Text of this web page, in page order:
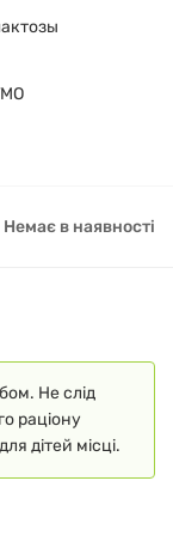
Немає в наявності
Не слід
раціону
дітей місці.